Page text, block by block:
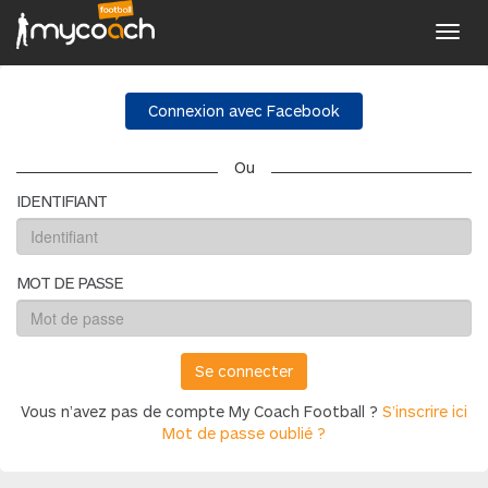
Connexion avec Facebook
Ou
IDENTIFIANT
MOT DE PASSE
Se connecter
Vous n’avez pas de compte My Coach Football ? S’inscrire ici
Mot de passe oublié ?